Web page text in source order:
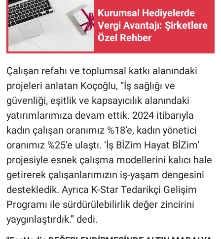
Kurumsal Hediyelerde
Vergi Avantajı: Şirketlere
Özel Rehber
Çalışan refahı ve toplumsal katkı alanındaki
projeleri anlatan Koçoğlu, “İş sağlığı ve
güvenliği, eşitlik ve kapsayıcılık alanındaki
yatırımlarımıza devam ettik. 2024 itibarıyla
kadın çalışan oranımız %18’e, kadın yönetici
oranımız %25’e ulaştı. ‘İş BİZim Hayat BİZim’
projesiyle esnek çalışma modellerini kalıcı hale
getirerek çalışanlarımızın iş-yaşam dengesini
destekledik. Ayrıca K-Star Tedarikçi Gelişim
Programı ile sürdürülebilirlik değer zincirini
yaygınlaştırdık.” dedi.